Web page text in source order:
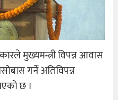
मुख्यमन्त्री विपन्न आवास
गर्ने अतिविपन्न
छ ।